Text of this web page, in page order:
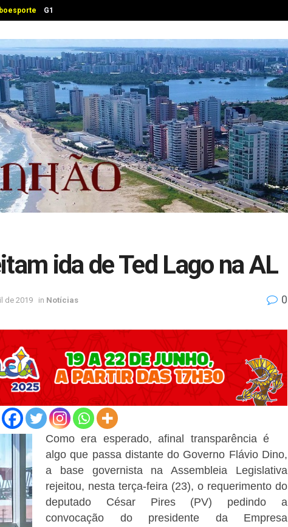
G1
ida de Ted Lago na AL
de 2019 in Notícias 0
Como era esperado, afinal transparência é
algo que passa distante do Governo Flávio Dino,
a base governista na Assembleia Legislativa
rejeitou, nesta terça-feira (23), o requerimento do
deputado César Pires (PV) pedindo a
convocação do presidente da Empresa